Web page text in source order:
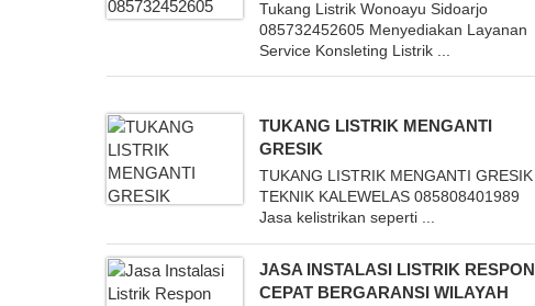
Tukang Listrik Wonoayu Sidoarjo
085732452605 Menyediakan Layanan
Service Konsleting Listrik ...
TUKANG LISTRIK MENGANTI
GRESIK
TUKANG LISTRIK MENGANTI GRESIK
TEKNIK KALEWELAS 085808401989
Jasa kelistrikan seperti ...
JASA INSTALASI LISTRIK RESPON
CEPAT BERGARANSI WILAYAH